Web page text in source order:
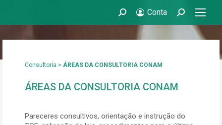
Search: Conta Search:
Consultoria > ÁREAS DA CONSULTORIA CONAM
ÁREAS DA CONSULTORIA CONAM
Pareceres consultivos, orientação e instrução do